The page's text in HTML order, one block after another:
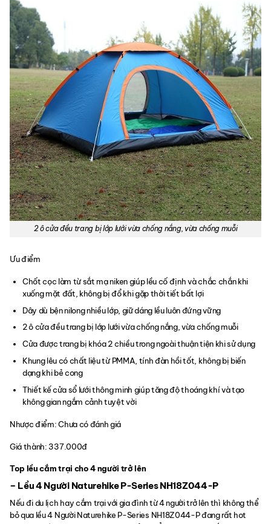
2 ô cửa đều trang bị lớp lưới vừa chống nắng, vừa chống muỗi
Ưu điểm
Chốt cọc làm từ sắt mạ niken giúp lều cố định và chắc chắn khi
xuống mặt đất, không bị đổ khi gặp thời tiết bất lợi
Dây dù bện nilong nhiều lớp, giữ dáng lều luôn đứng vững
2 ô cửa đều trang bị lớp lưới vừa chống nắng, vừa chống muỗi
Cửa được trang bị khóa 2 chiều trong ngoài thuận tiện khi sử dụng
Khung lêu có chất liệu từ PMMA, tính đàn hồi tốt, không bị biến
dạng khi bẻ cong
Thiết kế cửa sổ lưới thông minh giúp tăng độ thoáng khí và tạo
không gian ngắm cảnh tuyệt vời
Nhược điểm: Chưa có đánh giá
Giá thành: 337.000đ
Top lều cắm trại cho 4 người trở lên
– Lều 4 Người Naturehike P-Series NH18Z044-P
Nếu đi du lịch hay cắm trại với gia đình từ 4 người trở lên thì không thể
bỏ qua lều 4 Người Naturehike P-Series NH18Z044-P đang rất hot